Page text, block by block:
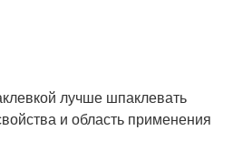
лучше шпаклевать
и область применения